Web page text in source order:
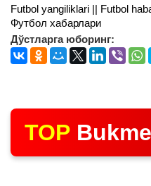
Futbol yangiliklari || Futbol
Футбол хабарлари
Дўстларга юборинг:
TOP